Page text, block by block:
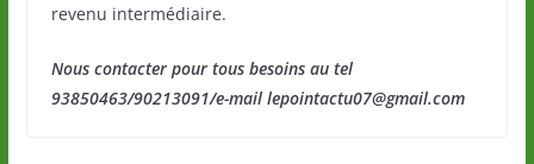
revenu intermédiaire.
Nous contacter pour tous besoins au tel
93850463/90213091/e-mail lepointactu07@gmail.com